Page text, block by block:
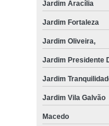
Jardim Aracília
Jardim Fortaleza
Jardim Oliveira,
Jardim Presidente
Jardim
Jardim Vila Galvão
Macedo